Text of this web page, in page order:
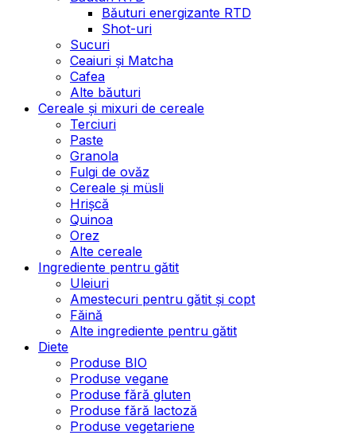
Băuturi energizante RTD
Shot-uri
Sucuri
Ceaiuri și Matcha
Cafea
Alte băuturi
Cereale și mixuri de cereale
Terciuri
Paste
Granola
Fulgi de ovăz
Cereale și müsli
Hrișcă
Quinoa
Orez
Alte cereale
Ingrediente pentru gătit
Uleiuri
Amestecuri pentru gătit și copt
Făină
Alte ingrediente pentru gătit
Diete
Produse BIO
Produse vegane
Produse fără gluten
Produse fără lactoză
Produse vegetariene